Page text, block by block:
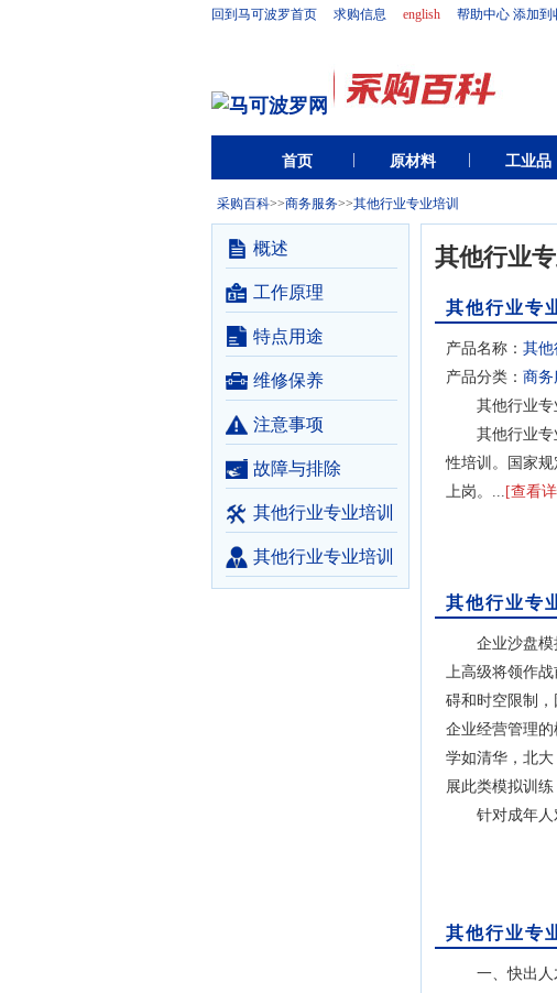
回到马可波罗首页 求购信息 english 帮助中心 添加到
首页 原材料 工业品
采购百科>>商务服务>>其他行业专业培训
概述
工作原理
特点用途
维修保养
注意事项
故障与排除
其他行业专业培训
产品
其他行业专业培训
商家
其他行业
其他行业专
产品名称： 其他
产品分类： 商务
其他行业专
其他行业专业
性培训。国家
上岗。... [查看
其他行业专
企业沙盘模拟
上高级将领作
碍和时空限制
企业经营管理
学如清华，北
展此类模拟训练
针对成年人对
其他行业专
一、快出人才